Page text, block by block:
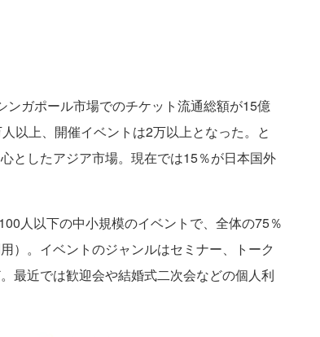
ガポール市場でのチケット流通総額が15億
以上、開催イベントは2万以上となった。 と
としたアジア市場。現在では15％が日本国外
人以下の中小規模のイベントで、全体の75％
）。イベントのジャンルはセミナー、トーク
最近では歓迎会や結婚式二次会などの個人利